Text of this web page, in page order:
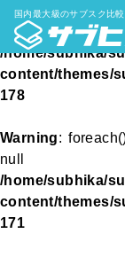
Warning:
/home/subhika/
content/themes/
178
Warning:
null
/home/subhika/
content/themes/
171
国内最大級のサブスク比